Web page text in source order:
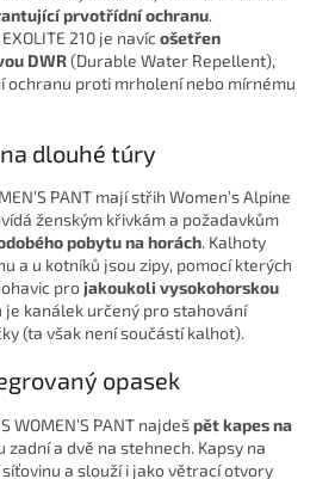
prvotřídní ochranu.
210 je navíc ošetřen
DWR(Durable Water Repellent),
ochranu proti mrholení nebo mírnému
dlouhé túry
PANT mají střih Women’s Alpine
ženským křivkám a požadavkům
pobytu na horách. Kalhoty
a u kotníků jsou zipy, pomocí kterých
pro jakoukoli vysokohorskou
je kanálek určený pro stahování
(ta však není součástí kalhot).
opasek
WOMEN’S PANT najdešpět kapes na
zadní a dvě na stehnech. Kapsy na
a slouží i jako větrací otvory